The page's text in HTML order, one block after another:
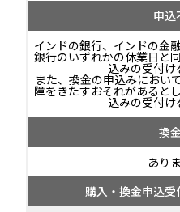
申込
インドの銀行、インドの金
銀行のいずれかの休業日と
込みの受付け
また、換金の申込みにおい
障をきたすおそれがあると
込みの受付け
換
あり
購入・換金申込